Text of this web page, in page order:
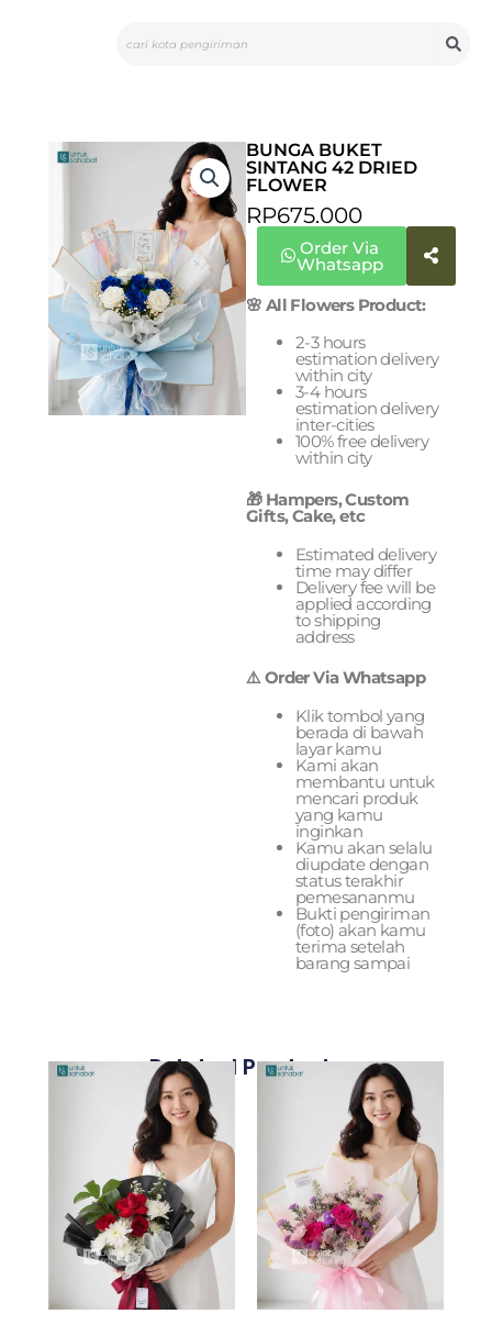
BUNGA BUKET
SINTANG 42 DRIED
FLOWER
RP675.000
Order Via
Whatsapp
🌸 All Flowers Product:
2-3 hours
estimation delivery
within city
3-4 hours
estimation delivery
inter-cities
100% free delivery
within city
🎁 Hampers, Custom
Gifts, Cake, etc
Estimated delivery
time may differ
Delivery fee will be
applied according
to shipping
address
⚠️ Order Via Whatsapp
Klik tombol yang
berada di bawah
layar kamu
Kami akan
membantu untuk
mencari produk
yang kamu
inginkan
Kamu akan selalu
diupdate dengan
status terakhir
pemesananmu
Bukti pengiriman
(foto) akan kamu
terima setelah
barang sampai
Related Products